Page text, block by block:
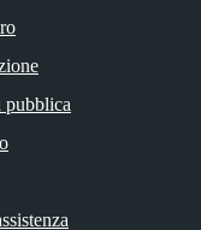
pubblica